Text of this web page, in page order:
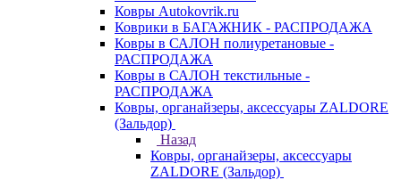
Ковры Autokovrik.ru
Коврики в БАГАЖНИК - РАСПРОДАЖА
Ковры в САЛОН полиуретановые -
РАСПРОДАЖА
Ковры в САЛОН текстильные -
РАСПРОДАЖА
Ковры, органайзеры, аксессуары ZALDORE
(Зальдор)
Назад
Ковры, органайзеры, аксессуары
ZALDORE (Зальдор)